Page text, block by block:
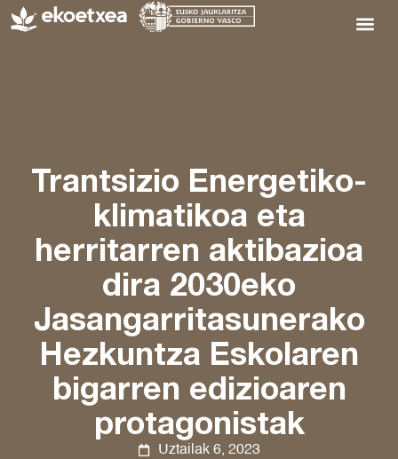
Trantsizio Energetiko-
klimatikoa eta
herritarren aktibazioa
dira 2030eko
Jasangarritasunerako
Hezkuntza Eskolaren
bigarren edizioaren
protagonistak
Uztailak 6, 2023